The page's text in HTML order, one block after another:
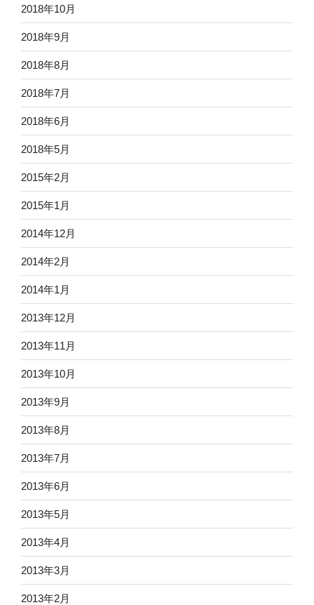
2018年10月
2018年9月
2018年8月
2018年7月
2018年6月
2018年5月
2015年2月
2015年1月
2014年12月
2014年2月
2014年1月
2013年12月
2013年11月
2013年10月
2013年9月
2013年8月
2013年7月
2013年6月
2013年5月
2013年4月
2013年3月
2013年2月